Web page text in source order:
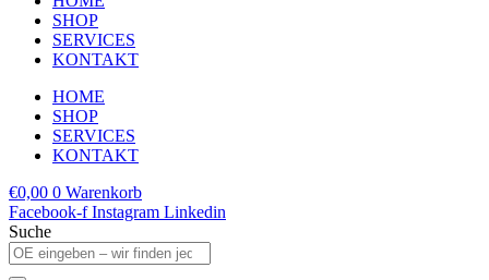
SHOP
SERVICES
KONTAKT
HOME
SHOP
SERVICES
KONTAKT
€0,00 0 Warenkorb
Facebook-f Instagram Linkedin
Suche